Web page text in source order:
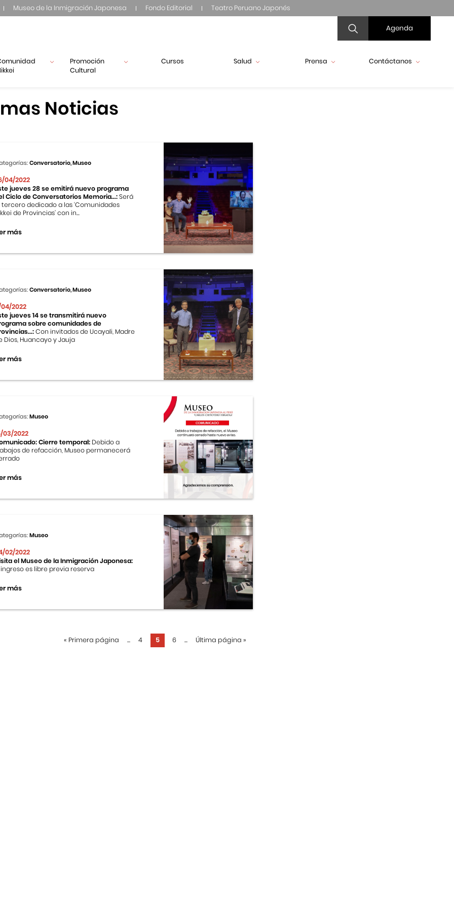
Museo de la Inmigración Japonesa Fondo Editorial Teatro Peruano Japonés
Agenda
Promoción
Cultural
Cursos Salud Prensa Contáctanos
Noticias
Conversatorio, Museo
04/2022
jueves 28 se emitirá nuevo programa
Ciclo de Conversatorios Memoria...:Será
tercero dedicado a las ‘Comunidades
de Provincias’ con in...
más
Conversatorio, Museo
04/2022
jueves 14 se transmitirá nuevo
sobre comunidades de
Con invitados de Ucayali, Madre
Dios, Huancayo y Jauja
más
Museo
03/2022
Cierre temporal: Debido a
de refacción, Museo permanecerá
más
Museo
02/2022
el Museo de la Inmigración Japonesa:
ingreso es libre previa reserva
más
« Primera página ... 4 5 6 ... Última página »